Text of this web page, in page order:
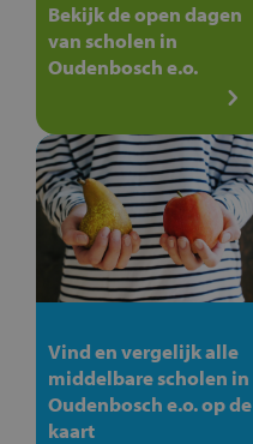
Bekijk de open dagen
van scholen in
Oudenbosch e.o.
Vind en vergelijk alle
middelbare scholen in
Oudenbosch e.o. op de
kaart